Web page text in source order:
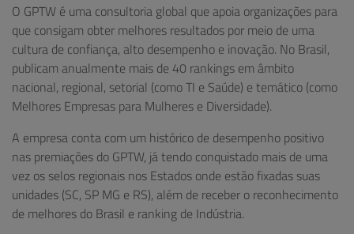
O GPTW é uma consultoria global que apoia organizações para
que consigam obter melhores resultados por meio de uma
cultura de confiança, alto desempenho e inovação. No Brasil,
publicam anualmente mais de 40 rankings em âmbito
nacional, regional, setorial (como TI e Saúde) e temático (como
Melhores Empresas para Mulheres e Diversidade).
A empresa conta com um histórico de desempenho positivo
nas premiações do GPTW, já tendo conquistado mais de uma
vez os selos regionais nos Estados onde estão fixadas suas
unidades (SC, SP MG e RS), além de receber o reconhecimento
de melhores do Brasil e ranking de Indústria.